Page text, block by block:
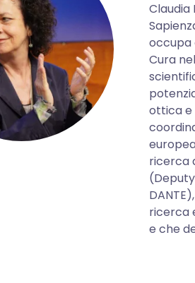
Claudia
occupa
Cura
ottica e
ricerca
ricerca
e che